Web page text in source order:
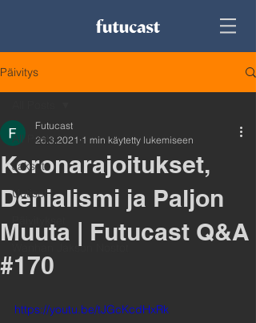
Päivitys
All Posts
Jaksot
Uutiset
Päivitykset
Wanhan Jakson Nostot
Koronarajoitukset,
Denialismi ja Paljon
Muuta | Futucast Q&A
#170
Futucast
26.3.2021 1 min käytetty lukemiseen
https://youtu.be/tJGcKcdHxRk